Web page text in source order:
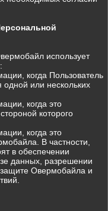
использует
когда Пользователь
одной или нескольких
когда это
которого
когда это
В частности,
в обеспечении
данных, разрешении
Овермобайла и